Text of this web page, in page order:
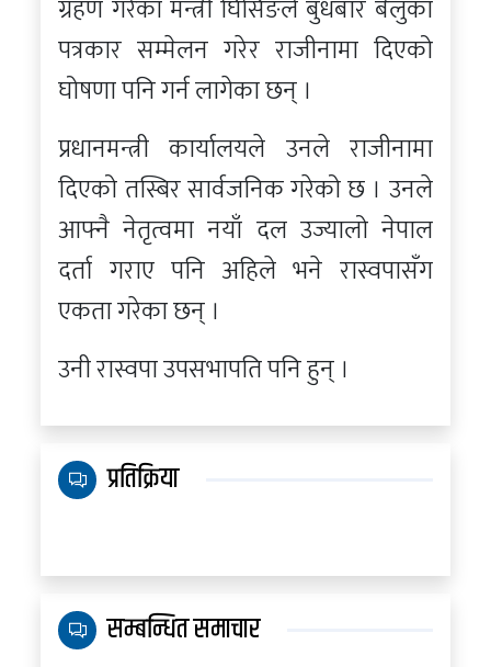
ग्रहण गरेका मन्त्री घिसिङले बुधबार बेलुका
पत्रकार सम्मेलन गरेर राजीनामा दिएको
घोषणा पनि गर्न लागेका छन् ।
प्रधानमन्त्री कार्यालयले उनले राजीनामा
दिएको तस्बिर सार्वजनिक गरेको छ । उनले
आफ्नै नेतृत्वमा नयाँ दल उज्यालो नेपाल
दर्ता गराए पनि अहिले भने रास्वपासँग
एकता गरेका छन् ।
उनी रास्वपा उपसभापति पनि हुन् ।
प्रतिक्रिया
सम्बन्धित समाचार